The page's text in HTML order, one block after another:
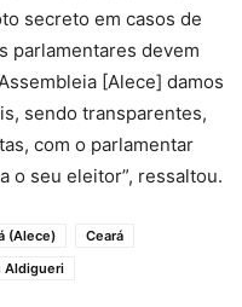
secreto em casos de
parlamentares devem
[Alece] damos
sendo transparentes,
com o parlamentar
o seu eleitor”, ressaltou.
(Alece)
Ceará
Aldigueri